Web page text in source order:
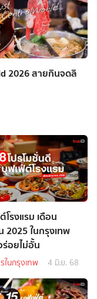
2026 สายกินจดลิ
รงแรม เดือน
2025 ในกรุงเทพ
อยไม่อั้น
ในกรุงเทพ 4 มิ.ย. 68